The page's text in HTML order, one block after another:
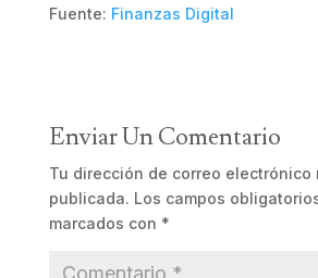
Fuente: Finanzas Digital
Enviar Un Comentario
Tu dirección de correo electrónico
publicada. Los campos
marcados con *